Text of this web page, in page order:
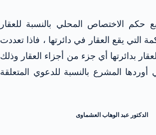
حكم الاختصاص المحلي بالنسبة للعقار
التي يقع العقار في دائرتها ، فاذا تعددت
بدائرتها أي جزء من أجزاء العقار وذلك
أوردها المشرع بالنسبة للدعوي المتعلقة
الدكتور عبد الوهاب العشماوى